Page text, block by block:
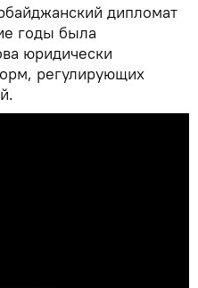
дипломат
годы была
юридически
регулирующих